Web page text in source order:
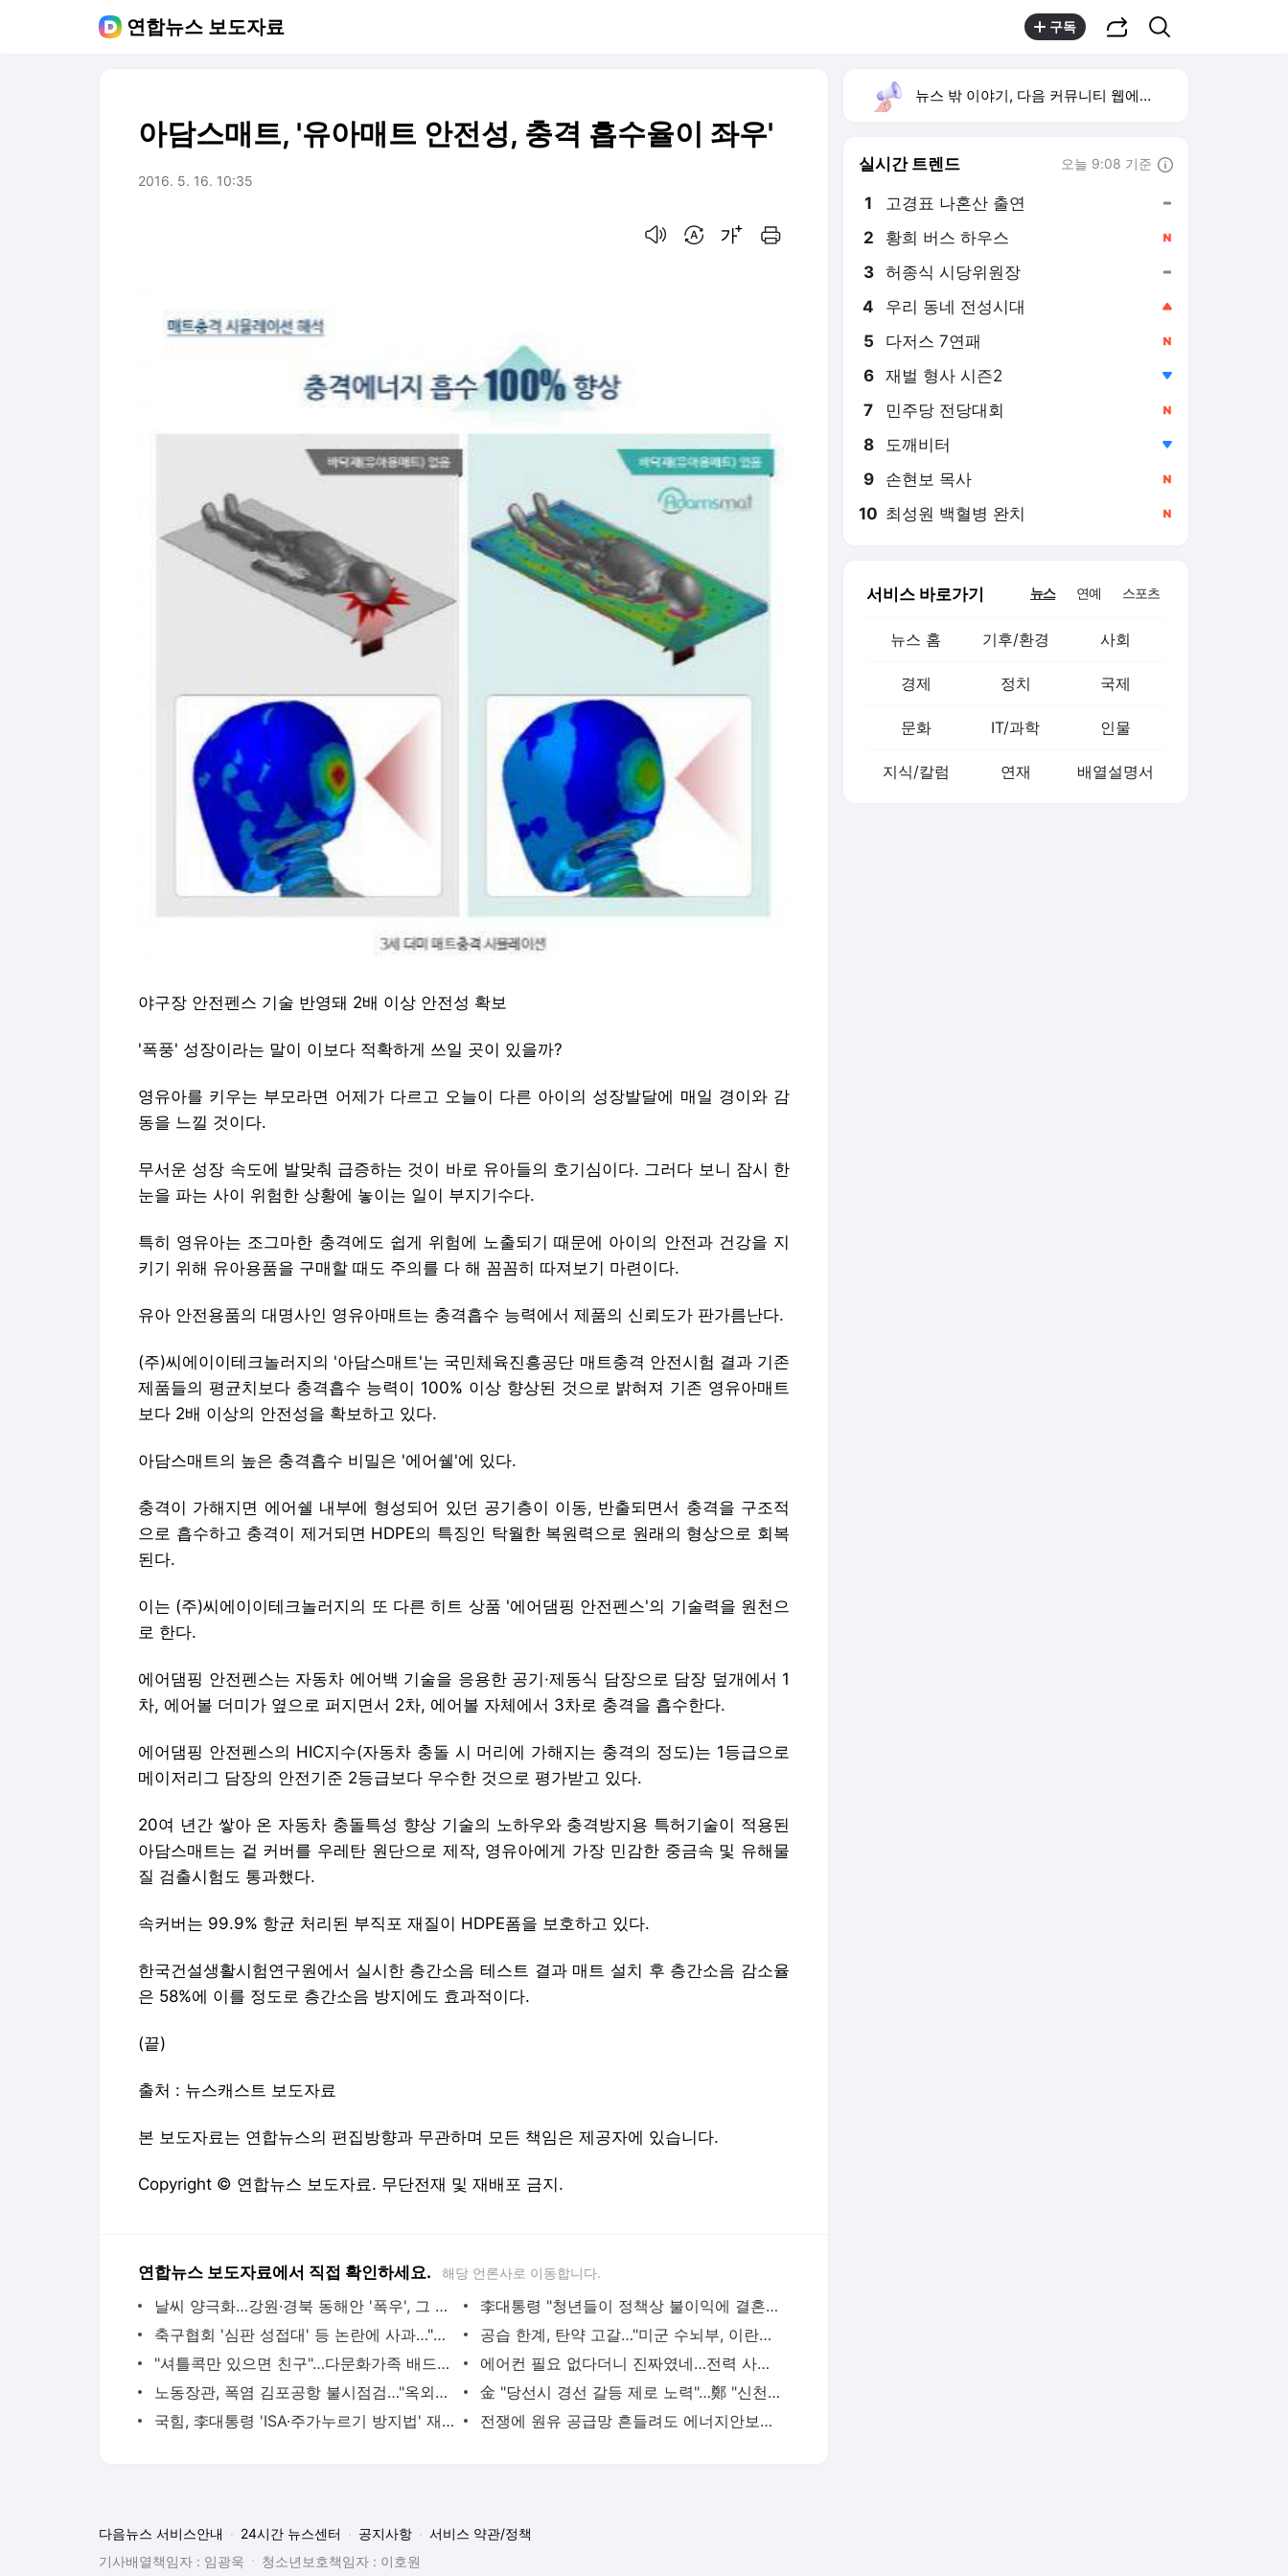
연합뉴스 보도자료 구독
아담스매트, '유아매트 안전성, 충격 흡수율이 좌우'
2016. 5. 16. 10:35
야구장 안전펜스 기술 반영돼 2배 이상 안전성 확보
'폭풍' 성장이라는 말이 이보다 적확하게 쓰일 곳이 있을까?
영유아를 키우는 부모라면 어제가 다르고 오늘이 다른 아이의 성장발달에 매일 경이와 감
동을 느낄 것이다.
무서운 성장 속도에 발맞춰 급증하는 것이 바로 유아들의 호기심이다. 그러다 보니 잠시 한
눈을 파는 사이 위험한 상황에 놓이는 일이 부지기수다.
특히 영유아는 조그마한 충격에도 쉽게 위험에 노출되기 때문에 아이의 안전과 건강을 지
키기 위해 유아용품을 구매할 때도 주의를 다 해 꼼꼼히 따져보기 마련이다.
유아 안전용품의 대명사인 영유아매트는 충격흡수 능력에서 제품의 신뢰도가 판가름난다.
(주)씨에이이테크놀러지의 '아담스매트'는 국민체육진흥공단 매트충격 안전시험 결과 기존
제품들의 평균치보다 충격흡수 능력이 100% 이상 향상된 것으로 밝혀져 기존 영유아매트
보다 2배 이상의 안전성을 확보하고 있다.
아담스매트의 높은 충격흡수 비밀은 '에어쉘'에 있다.
충격이 가해지면 에어쉘 내부에 형성되어 있던 공기층이 이동, 반출되면서 충격을 구조적
으로 흡수하고 충격이 제거되면 HDPE의 특징인 탁월한 복원력으로 원래의 형상으로 회복
된다.
이는 (주)씨에이이테크놀러지의 또 다른 히트 상품 '에어댐핑 안전펜스'의 기술력을 원천으
로 한다.
에어댐핑 안전펜스는 자동차 에어백 기술을 응용한 공기·제동식 담장으로 담장 덮개에서 1
차, 에어볼 더미가 옆으로 퍼지면서 2차, 에어볼 자체에서 3차로 충격을 흡수한다.
에어댐핑 안전펜스의 HIC지수(자동차 충돌 시 머리에 가해지는 충격의 정도)는 1등급으로
메이저리그 담장의 안전기준 2등급보다 우수한 것으로 평가받고 있다.
20여 년간 쌓아 온 자동차 충돌특성 향상 기술의 노하우와 충격방지용 특허기술이 적용된
아담스매트는 겉 커버를 우레탄 원단으로 제작, 영유아에게 가장 민감한 중금속 및 유해물
질 검출시험도 통과했다.
속커버는 99.9% 항균 처리된 부직포 재질이 HDPE폼을 보호하고 있다.
한국건설생활시험연구원에서 실시한 층간소음 테스트 결과 매트 설치 후 층간소음 감소율
은 58%에 이를 정도로 층간소음 방지에도 효과적이다.
(끝)
출처 : 뉴스캐스트 보도자료
본 보도자료는 연합뉴스의 편집방향과 무관하며 모든 책임은 제공자에 있습니다.
Copyright © 연합뉴스 보도자료. 무단전재 및 재배포 금지.
연합뉴스 보도자료에서 직접 확인하세요. 해당 언론사로 이동합니다.
날씨 양극화…강원·경북 동해안 '폭우', 그 외 지역은 '폭염' | 연합뉴스
李대통령 "청년들이 정책상 불이익에 결혼 망설이는 일 없어야" | 연합뉴스
축구협회 '심판 성접대' 등 논란에 사과…"투명성·도덕성 제고" | 연합뉴스
공습 한계, 탄약 고갈…"미군 수뇌부, 이란전 출구전략 모색중" | 연합뉴스
"셔틀콕만 있으면 친구"…다문화가족 배드민턴대회 성황리 개최(종합) | 연합뉴스
에어컨 필요 없다더니 진짜였네…전력 사용량으로 본 냉방 도시 | 연합뉴스
노동장관, 폭염 김포공항 불시점검…"옥외작업자 휴게시설 확충" | 연합뉴스
金 "당선시 경선 갈등 제로 노력"…鄭 "신천지 제기하더니 뻔뻔" | 연합뉴스
국힘, 李대통령 'ISA·주가누르기 방지법' 재검토에 "졸속 국정" | 연합뉴스
전쟁에 원유 공급망 흔들려도 에너지안보로 재평가되는 K-정유 | 연합뉴스
뉴스 밖 이야기, 다음 커뮤니티 웹에서 보기
실시간 트렌드 오늘 9:08 기준
1 고경표 나혼산 출연
2 황희 버스 하우스
3 허종식 시당위원장
4 우리 동네 전성시대
5 다저스 7연패
6 재벌 형사 시즌2
7 민주당 전당대회
8 도깨비터
9 손현보 목사
10 최성원 백혈병 완치
서비스 바로가기 뉴스 연예 스포츠
뉴스 홈 기후/환경 사회
경제 정치 국제
문화 IT/과학 인물
지식/칼럼 연재 배열설명서
다음뉴스 서비스안내 24시간 뉴스센터 공지사항
서비스 약관/정책
기사배열책임자 : 임광욱
청소년보호책임자 : 이호원